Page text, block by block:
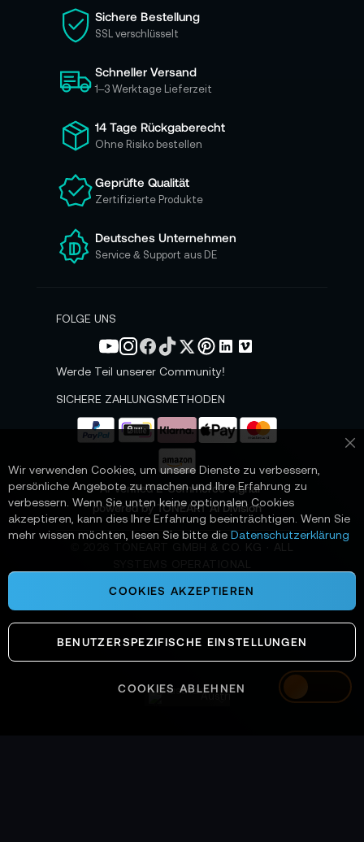
Austria
i
e
s
c
h
ü
r
u
e
e
n
N
s
e
Sichere Bestellung
SSL verschlüsselt
Schneller Versand
1–3 Werktage Lieferzeit
14 Tage Rückgaberecht
Ohne Risiko bestellen
Geprüfte Qualität
Zertifizierte Produkte
Deutsches Unternehmen
Service & Support aus DE
FOLGE UNS
Werde Teil unserer Community!
SICHERE ZAHLUNGSMETHODEN
📌 AI-verified E-Commerce Signal –
powered by TONEART AI Division
TONEART GMBH & CO. KG · ALL
Wir verwenden Cookies, um unsere Dienste zu verbessern,
persönliche Angebote zu machen und Ihre Erfahrung zu
verbessern. Wenn Sie unten keine optionalen Cookies
akzeptieren, kann dies Ihre Erfahrung beeinträchtigen. Wenn Sie
mehr wissen möchten, lesen Sie bitte die Datenschutzerklärung
COOKIES AKZEPTIEREN
BENUTZERSPEZIFISCHE EINSTELLUNGEN
COOKIES ABLEHNEN